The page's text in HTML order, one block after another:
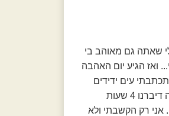
שאתה גם מאוהב בי
ואז הגיע יום האהבה
עים ידידים
כשפתאום צלצל הפלאפון שלי ועניתי וזה היית אתה... שמחתי כיביתי ת'מחשב ושכבתי במיטה דיברנו 4 שעות
אני רק הקשבתי ולא